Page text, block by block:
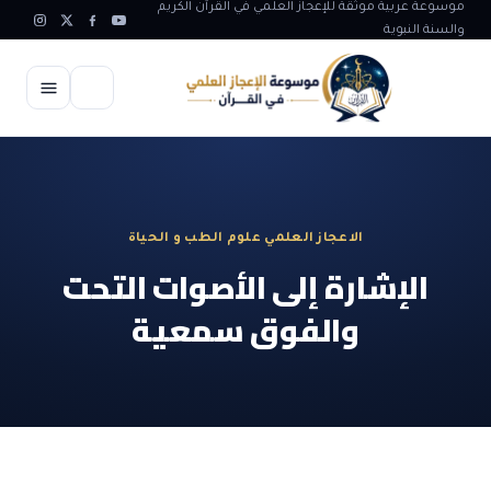
موسوعة عربية موثقة للإعجاز العلمي في القرآن الكريم
والسنة النبوية
الاعجاز الغيبي في القرآن
الاعجاز في علوم الفلك والفضاء
الاعجاز البياني و اللغوي في القرآن
آيات الله في جسم الانسان
الاعجاز العلمي علوم الطب و الحياة
الإشارة إلى الأصوات التحت
والفوق سمعية